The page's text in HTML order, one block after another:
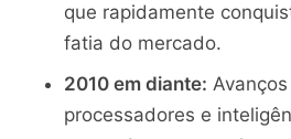
que rapidamente
fatia do mercado.
2010 em diante:
processadores e